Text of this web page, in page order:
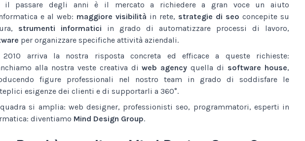
il passare degli anni è il mercato a richiedere a gran voce un aiuto
e al web: maggiore visibilità in rete, strategie di seo concepite su
strumenti informatici in grado di automatizzare processi di lavoro,
per organizzare specifiche attività aziendali.
2010 arriva la nostra risposta concreta ed efficace a queste richieste:
alla nostra veste creativa diweb agency quella di software house,
figure professionali nel nostro team in grado di soddisfare le
esigenze dei clienti e di supportarli a 360°.
si amplia: web designer, professionisti seo, programmatori, esperti in
diventiamo Mind Design Group.